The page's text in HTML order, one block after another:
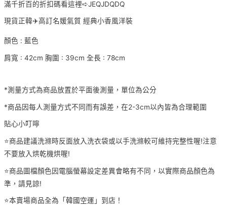
滿千折百的折扣碼看這裡➪JEQJDQDQ
現貨正韓✈️高訂名媛氣質 經典小香風洋裝
顏色 : 藍色
肩寬 : 42cm 胸圍 : 39cm 全長 : 78cm
*測量方式為商品放置於平面後測量，單位為公分
*商品因每人測量方式不同而有誤差，在2-3cm以內皆為合理範圍
貼心小叮嚀
⭐️商品建議洗滌時反面放入洗衣袋或以手洗滌較可維持完整性喔!注意
不要放入烘乾機烘喔!
⭐️商品圖檔顏色因電腦螢幕設定差異會略有不同，以實際商品顏色為
準，請見諒!
⭐️本賣場商品全為「韓國空運」到店！